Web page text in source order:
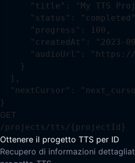
"title": "My TTS
"status":
      "progress": 100,
"createdAt": "2023-
"audioUrl":
    }
  ],
"nextCursor":
}
GET
/projects/tts/{projectId}
Ottenere il progetto TTS per ID
Recupero di informazioni